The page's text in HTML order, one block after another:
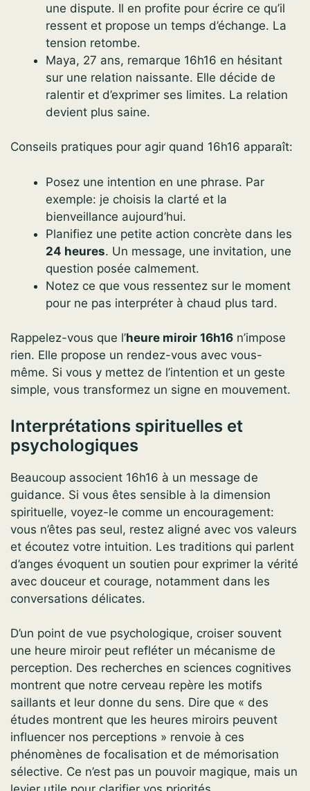
une dispute. Il en profite pour écrire ce qu’il
ressent et propose un temps d’échange. La
tension retombe.
Maya, 27 ans, remarque 16h16 en hésitant
sur une relation naissante. Elle décide de
ralentir et d’exprimer ses limites. La relation
devient plus saine.
Conseils pratiques pour agir quand 16h16 apparaît:
Posez une intention en une phrase. Par
exemple: je choisis la clarté et la
bienveillance aujourd’hui.
Planifiez une petite action concrète dans les
24 heures. Un message, une invitation, une
question posée calmement.
Notez ce que vous ressentez sur le moment
pour ne pas interpréter à chaud plus tard.
Rappelez-vous que l’heure miroir 16h16 n’impose
rien. Elle propose un rendez-vous avec vous-
même. Si vous y mettez de l’intention et un geste
simple, vous transformez un signe en mouvement.
Interprétations spirituelles et
psychologiques
Beaucoup associent 16h16 à un message de
guidance. Si vous êtes sensible à la dimension
spirituelle, voyez-le comme un encouragement:
vous n’êtes pas seul, restez aligné avec vos valeurs
et écoutez votre intuition. Les traditions qui parlent
d’anges évoquent un soutien pour exprimer la vérité
avec douceur et courage, notamment dans les
conversations délicates.
D’un point de vue psychologique, croiser souvent
une heure miroir peut refléter un mécanisme de
perception. Des recherches en sciences cognitives
montrent que notre cerveau repère les motifs
saillants et leur donne du sens. Dire que « des
études montrent que les heures miroirs peuvent
influencer nos perceptions » renvoie à ces
phénomènes de focalisation et de mémorisation
sélective. Ce n’est pas un pouvoir magique, mais un